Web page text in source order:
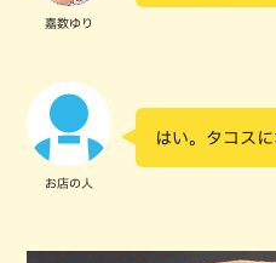
嘉数ゆり
お店の人
はい。タコス